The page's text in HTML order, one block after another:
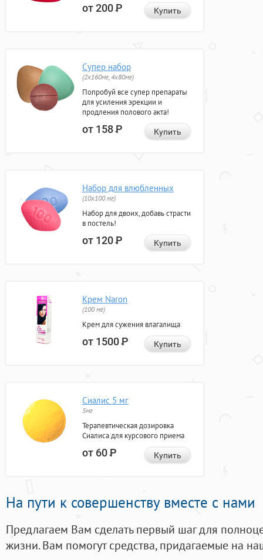
от 200Р Купить
Супер набор
(2х160мг, 4х80мг)
Попробуй все супер препараты
для усиления эрекции и
продления полового акта!
от 158Р Купить
Набор для влюбленных
(10х100 мг)
Набор для двоих, добавь страсти
в постель!
от 120Р Купить
Крем Naron
(100 мг)
Крем для сужения влагалища
от 1500Р Купить
Сиалис 5 мг
5мг
Терапевтическая дозировка
Сиалиса для курсового приема
от 60Р Купить
На пути к совершенству вместе с нами
Предлагаем Вам сделать первый шаг для
жизни. Вам помогут средства, придагаемые на